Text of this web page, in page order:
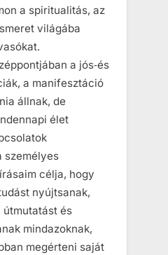
a spiritualitás, az
világába
a jós‑és
a manifesztáció
állnak, de
élet
személyes
célja, hogy
nyújtsanak,
útmutatást és
mindazoknak,
megérteni saját